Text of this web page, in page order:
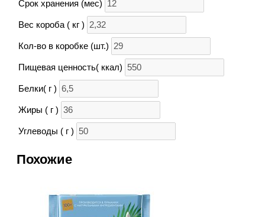
Срок хранения (мес)
Вес короба ( кг )
Кол-во в коробке (шт.)
Пищевая ценность( ккал)
Белки( г )
Жиры ( г )
Углеводы ( г )
Похожие